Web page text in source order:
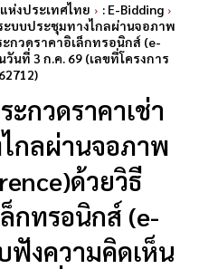
ห่งประเทศไทย
: E-Bidding
ะบบประชุมทางไกลผ่านจอภาพ
กวดราคาอิเล็กทรอนิกส์ (e-
นที่ 3 ก.ค. 69 (เลขที่โครงการ
ะกวดราคาเช่า
กลผ่านจอภาพ
ด้วยวิธี
กทรอนิกส์ (e-
ฟังความคิดเห็น